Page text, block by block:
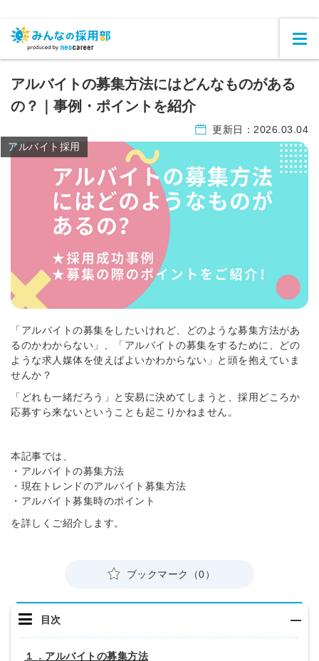
アルバイトの募集方法にはどんなものがある
の？｜事例・ポイントを紹介
更新日： 2026.03.04
アルバイト採用
「アルバイトの募集をしたいけれど、どのような募集方法があ
るのかわからない」、「アルバイトの募集をするために、どの
ような求人媒体を使えばよいかわからない」と頭を抱えていま
せんか？
「どれも一緒だろう」と安易に決めてしまうと、採用どころか
応募すら来ないということも起こりかねません。
本記事では、
・アルバイトの募集方法
・現在トレンドのアルバイト募集方法
・アルバイト募集時のポイント
を詳しくご紹介します。
ブックマーク（0）
目次
１．アルバイトの募集方法